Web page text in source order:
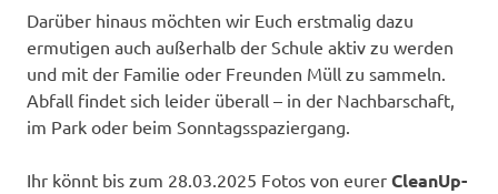
Darüber hinaus möchten wir Euch erstmalig dazu
ermutigen auch außerhalb der Schule aktiv zu werden
und mit der Familie oder Freunden Müll zu sammeln.
Abfall findet sich leider überall – in der Nachbarschaft,
im Park oder beim Sonntagsspaziergang.
Ihr könnt bis zum 28.03.2025 Fotos von eurer CleanUp-